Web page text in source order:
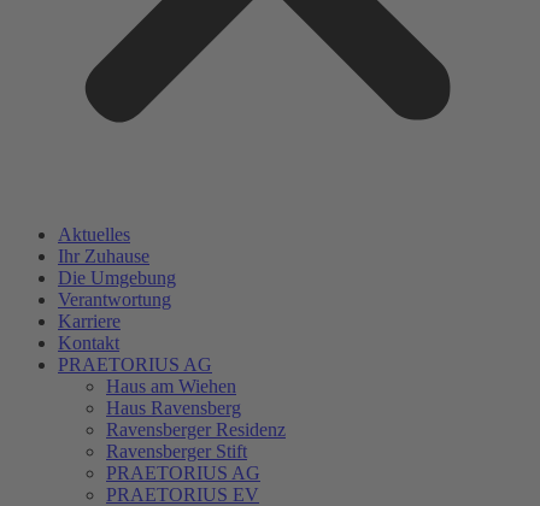
Aktuelles
Ihr Zuhause
Die Umgebung
Verantwortung
Karriere
Kontakt
PRAETORIUS AG
Haus am Wiehen
Haus Ravensberg
Ravensberger Residenz
Ravensberger Stift
PRAETORIUS AG
PRAETORIUS EV